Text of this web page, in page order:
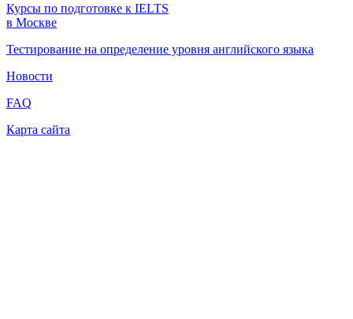
Курсы по подготовке к IELTS
в Москве
Тестирование на определение уровня английского языка
Новости
FAQ
Карта сайта